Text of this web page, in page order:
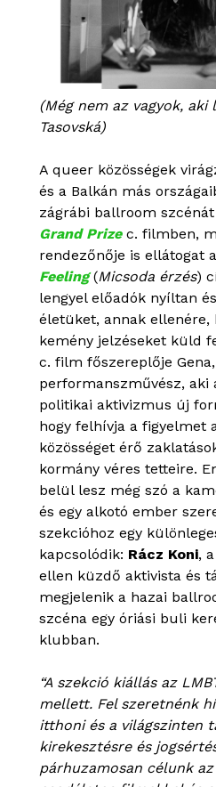
(Még nem az vagyok, aki
Tasovská)
A queer közösségek
és a Balkán más
zágrábi ballroom
Grand Prizec. filmben,
rendezőnője is ellátogat
Feeling(Micsoda érzés)
lengyel előadók nyíltan
életüket, annak ellenére,
kemény jelzéseket küld
c. film főszereplője
performanszművész, aki
politikai aktivizmus új
hogy felhívja a figyelmet
közösséget érő
kormány véres tetteire.
belül lesz még szó a
és egy alkotó ember
szekcióhoz egy
kapcsolódik: Rácz Koni,
ellen küzdő aktivista és
megjelenik a hazai
szcéna egy óriási buli
klubban.
“A szekció kiállás az
mellett. Fel szeretnénk
itthoni és a világszinten
kirekesztésre és
párhuzamosan célunk